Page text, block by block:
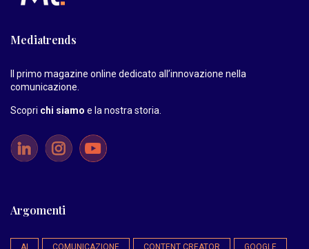
Mediatrends
Il primo magazine online dedicato all’innovazione nella
comunicazione.
Scopri chi siamo e la nostra storia
Argomenti
AI COMUNICAZIONE CONTENT CREATOR GOOGLE